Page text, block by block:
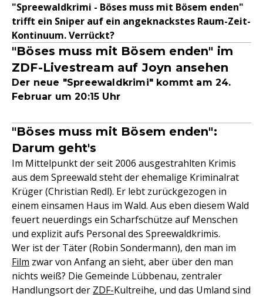
"Spreewaldkrimi - Böses muss mit Bösem enden"
trifft ein Sniper auf ein angeknackstes Raum-Zeit-
Kontinuum. Verrückt?
"Böses muss mit Bösem enden" im
ZDF-Livestream auf Joyn ansehen
Der neue "Spreewaldkrimi" kommt am 24.
Februar um 20:15 Uhr
"Böses muss mit Bösem enden":
Darum geht's
Im Mittelpunkt der seit 2006 ausgestrahlten Krimis
aus dem Spreewald steht der ehemalige Kriminalrat
Krüger (Christian Redl). Er lebt zurückgezogen in
einem einsamen Haus im Wald. Aus eben diesem Wald
feuert neuerdings ein Scharfschütze auf Menschen
und explizit aufs Personal des Spreewaldkrimis.
Wer ist der Täter (Robin Sondermann), den man im
Film zwar von Anfang an sieht, aber über den man
nichts weiß? Die Gemeinde Lübbenau, zentraler
Handlungsort der ZDF-Kultreihe, und das Umland sind